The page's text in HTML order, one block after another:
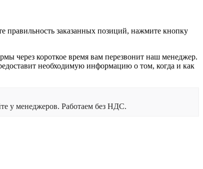
правильность заказанных позиций, нажмите кнопку
через короткое время вам перезвонит наш менеджер.
необходимую информацию о том, когда и как
у менеджеров. Работаем без НДС.